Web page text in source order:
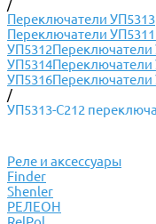
/
Переключатели УП5313
Переключатели УП5311
УП5312Переключатели
УП5314Переключатели
УП5316Переключатели
/
УП5313-С212
Реле и аксессуары
Finder
Shenler
РЕЛЕОН